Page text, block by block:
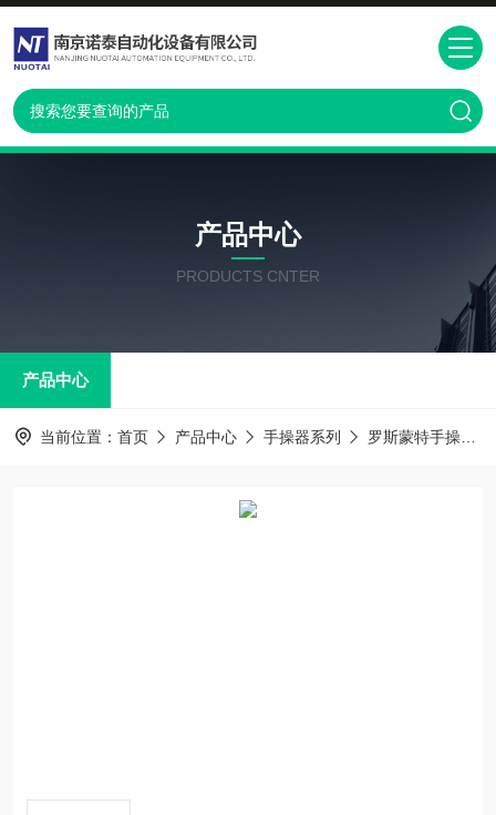
产品中心
PRODUCTS CNTER
产品中心
当前位置： 首页 产品中心 手操器系列 罗斯蒙特手操器